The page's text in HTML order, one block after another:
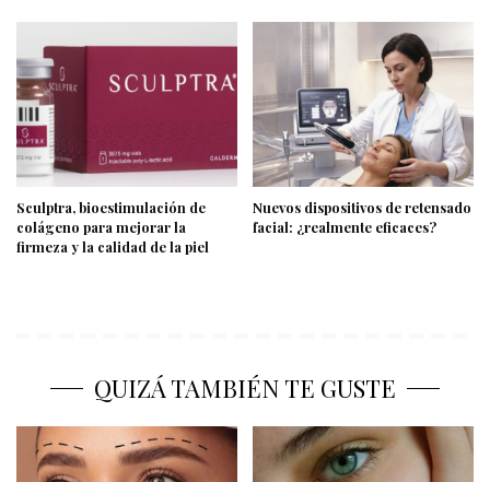
Sculptra, bioestimulación de
colágeno para mejorar la
firmeza y la calidad de la piel
Nuevos dispositivos de retensado
facial: ¿realmente eficaces?
QUIZÁ TAMBIÉN TE GUSTE